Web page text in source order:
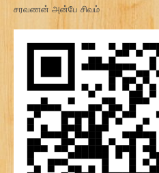
சரவணன் அன்பே சிவம்